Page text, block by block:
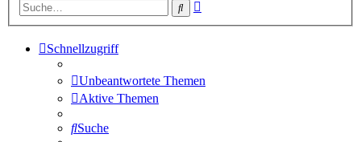
Suche
Schnellzugriff
Unbeantwortete Themen
Aktive Themen
Suche